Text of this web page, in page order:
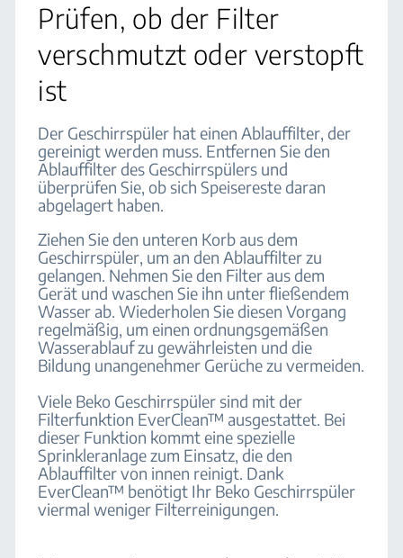
Prüfen, ob der Filter
verschmutzt oder verstopft
ist
Der Geschirrspüler hat einen Ablauffilter, der
gereinigt werden muss. Entfernen Sie den
Ablauffilter des Geschirrspülers und
überprüfen Sie, ob sich Speisereste daran
abgelagert haben.
Ziehen Sie den unteren Korb aus dem
Geschirrspüler, um an den Ablauffilter zu
gelangen. Nehmen Sie den Filter aus dem
Gerät und waschen Sie ihn unter fließendem
Wasser ab. Wiederholen Sie diesen Vorgang
regelmäßig, um einen ordnungsgemäßen
Wasserablauf zu gewährleisten und die
Bildung unangenehmer Gerüche zu vermeiden.
Viele Beko Geschirrspüler sind mit der
Filterfunktion EverClean™ ausgestattet. Bei
dieser Funktion kommt eine spezielle
Sprinkleranlage zum Einsatz, die den
Ablauffilter von innen reinigt. Dank
EverClean™ benötigt Ihr Beko Geschirrspüler
viermal weniger Filterreinigungen.